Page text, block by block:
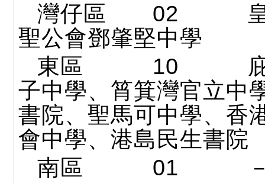
灣仔區 02 皇
聖公會鄧肇堅中學
東區 10 庇理
子中學、筲箕灣官立中
書院、聖馬可中學、香
會中學、港島民生書院
南區 01